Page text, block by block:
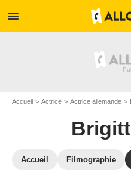
menu
Accueil Actrice Actrice allemande
Accueil Filmographie